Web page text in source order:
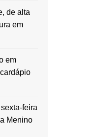
de alta
em
em
feira
Menino